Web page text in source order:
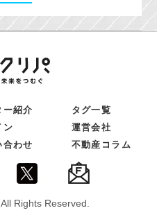
ー紹介
タグ一覧
ン
運営会社
合わせ 不動産コラム
Rights Reserved.